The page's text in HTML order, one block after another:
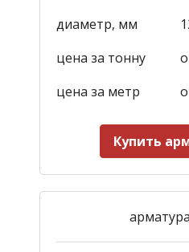
диаметр, мм
цена за тонну
цена за метр
Купить